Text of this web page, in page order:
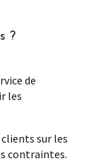
?
de
les
sur les
contraintes.